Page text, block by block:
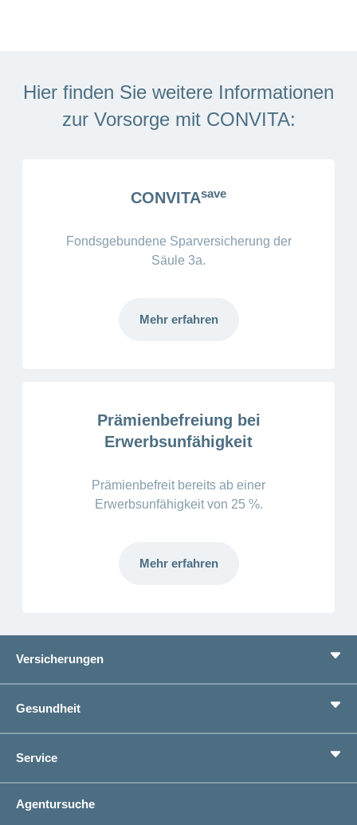
Hier finden Sie weitere Informationen
zur Vorsorge mit CONVITA:
CONVITAsave
Fondsgebundene Sparversicherung der
Säule 3a.
Mehr erfahren
Prämienbefreiung bei
Erwerbsunfähigkeit
Prämienbefreit bereits ab einer
Erwerbsunfähigkeit von 25 %.
Mehr erfahren
Mehr
Versicherungen
Zusatzversicherungen
Vorsorge
Ich suche eine Versicherung für
Lebenssituation
Sparen bei der Versicherung
Gesundheit
Gesundheitskompass
concordiaMed
Service
Spitalliste
Agentursuche